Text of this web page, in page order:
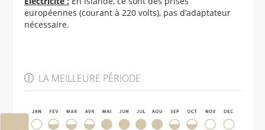
européennes (courant à 220 volts), pas d’adaptateur
nécessaire.
LA MEILLEURE PÉRIODE